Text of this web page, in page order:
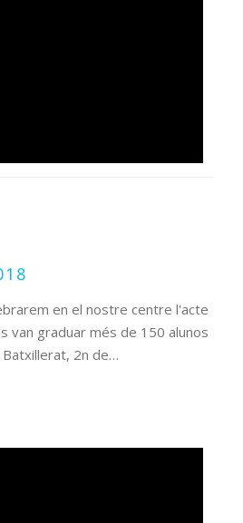
en el nostre centre l'acte
van graduar més de 150 alunos
2n de…